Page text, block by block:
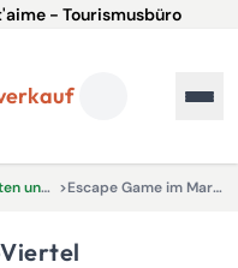
- Tourismusbüro
Andere Aktivitäten und Erlebnisse > Escape Game im Marais-Viertel
Viertel